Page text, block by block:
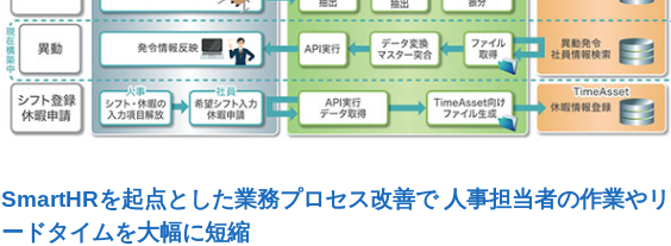
SmartHRを起点とした業務プロセス改善で 人事担当者の作業やリ
ードタイムを大幅に短縮